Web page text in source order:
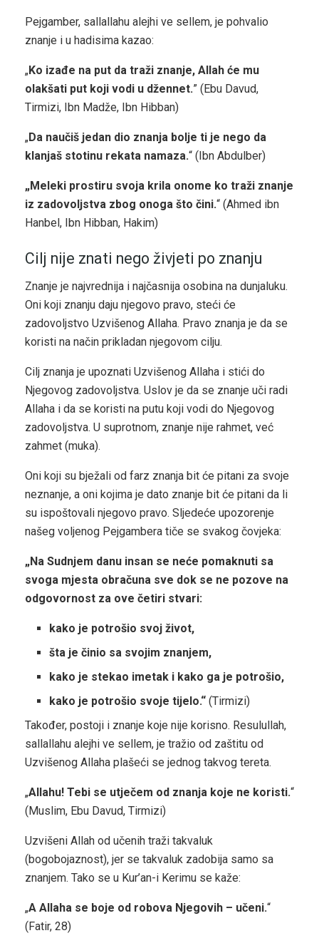
Pejgamber, sallallahu alejhi ve sellem, je pohvalio
znanje i u hadisima kazao:
„Ko izađe na put da traži znanje, Allah će mu
olakšati put koji vodi u džennet.” (Ebu Davud,
Tirmizi, Ibn Madže, Ibn Hibban)
„Da naučiš jedan dio znanja bolje ti je nego da
klanjaš stotinu rekata namaza.“ (Ibn Abdulber)
„Meleki prostiru svoja krila onome ko traži znanje
iz zadovoljstva zbog onoga što čini.“ (Ahmed ibn
Hanbel, Ibn Hibban, Hakim)
Cilj nije znati nego živjeti po znanju
Znanje je najvrednija i najčasnija osobina na dunjaluku.
Oni koji znanju daju njegovo pravo, steći će
zadovoljstvo Uzvišenog Allaha. Pravo znanja je da se
koristi na način prikladan njegovom cilju.
Cilj znanja je upoznati Uzvišenog Allaha i stići do
Njegovog zadovoljstva. Uslov je da se znanje uči radi
Allaha i da se koristi na putu koji vodi do Njegovog
zadovoljstva. U suprotnom, znanje nije rahmet, već
zahmet (muka).
Oni koji su bježali od farz znanja bit će pitani za svoje
neznanje, a oni kojima je dato znanje bit će pitani da li
su ispoštovali njegovo pravo. Sljedeće upozorenje
našeg voljenog Pejgambera tiče se svakog čovjeka:
„Na Sudnjem danu insan se neće pomaknuti sa
svoga mjesta obračuna sve dok se ne pozove na
odgovornost za ove četiri stvari:
kako je potrošio svoj život,
šta je činio sa svojim znanjem,
kako je stekao imetak i kako ga je potrošio,
kako je potrošio svoje tijelo.“ (Tirmizi)
Također, postoji i znanje koje nije korisno. Resulullah,
sallallahu alejhi ve sellem, je tražio od zaštitu od
Uzvišenog Allaha plašeći se jednog takvog tereta.
„Allahu! Tebi se utječem od znanja koje ne koristi.“
(Muslim, Ebu Davud, Tirmizi)
Uzvišeni Allah od učenih traži takvaluk
(bogobojaznost), jer se takvaluk zadobija samo sa
znanjem. Tako se u Kur’an-i Kerimu se kaže:
„A Allaha se boje od robova Njegovih – učeni.“
(Fatir, 28)